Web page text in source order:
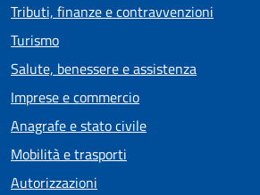
Tributi, finanze e contravvenzioni
Turismo
Salute, benessere e assistenza
Imprese e commercio
Anagrafe e stato civile
Mobilità e trasporti
Autorizzazioni